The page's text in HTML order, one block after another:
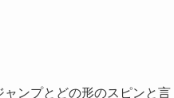
ンプとどの形のスピンと言